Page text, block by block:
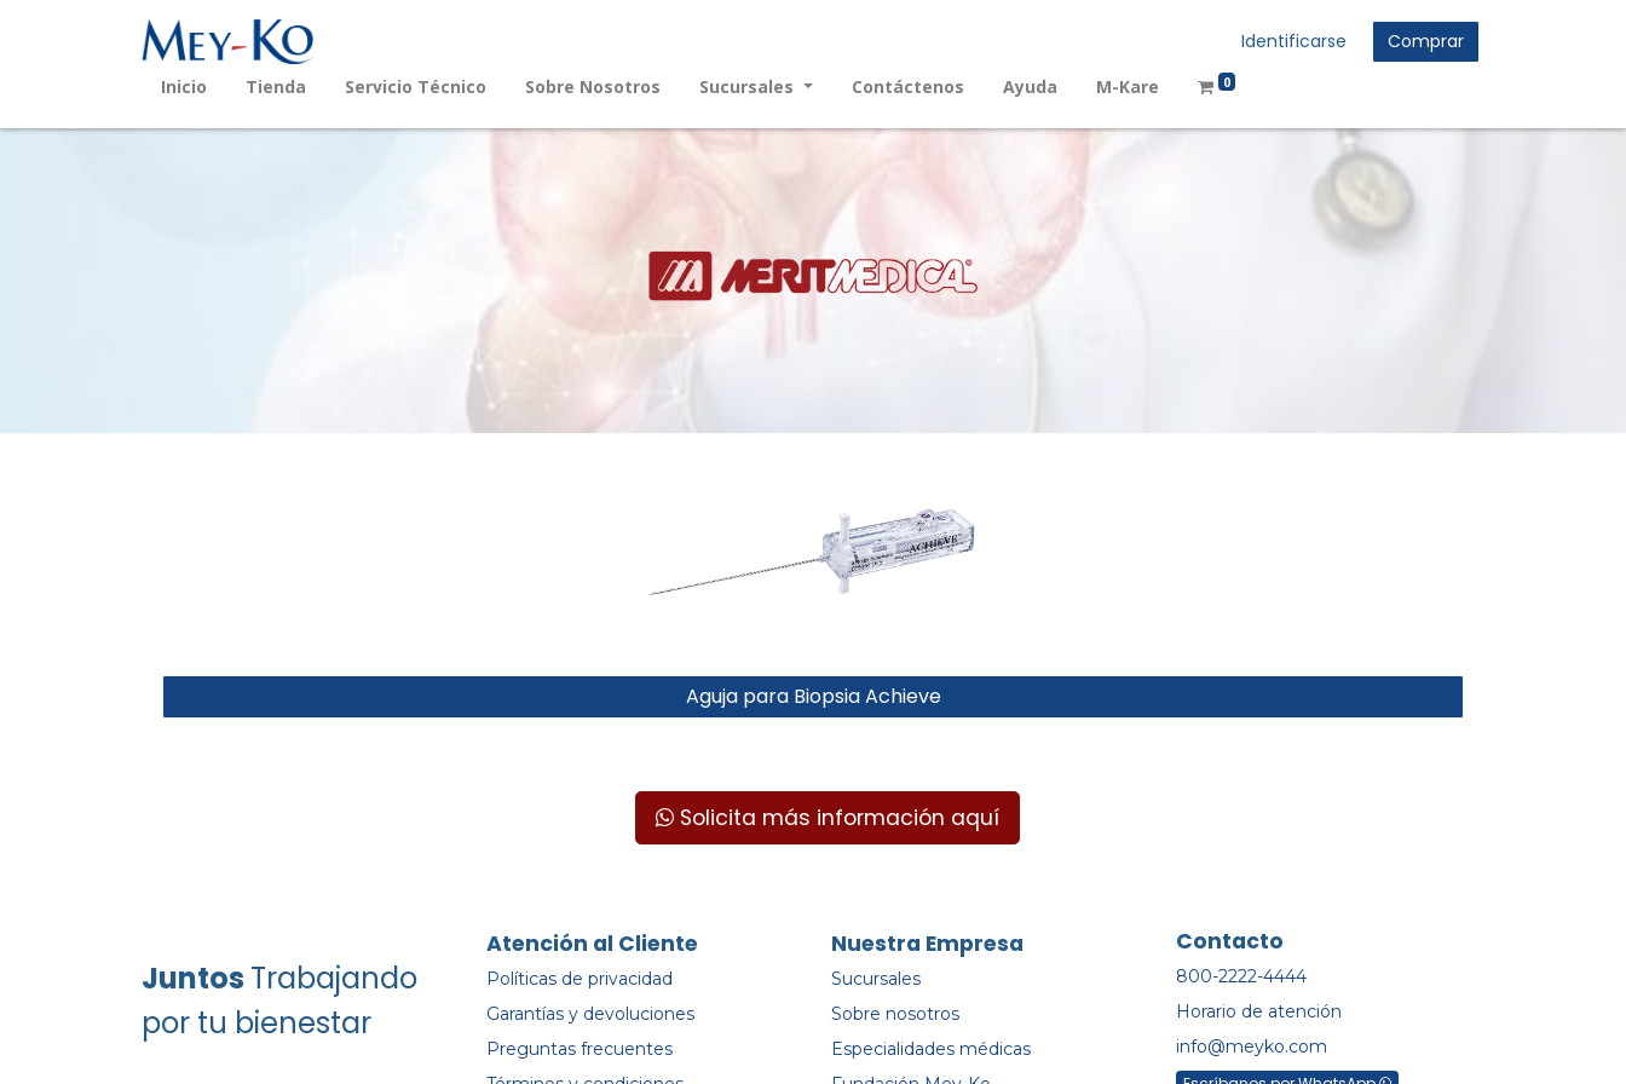
Identificarse Comprar
Inicio Tienda Servicio Técnico Sobre Nosotros Sucursales Contáctenos Ayuda M-Kare 0
Aguja para Biopsia Achieve
Solicita más información aquí
Juntos Trabajando
por tu bienestar
Atención al Cliente
Políticas de privacidad
Garantías y devoluciones
Preguntas frecuentes
Nuestra Empresa
Sucursales
Sobre nosotros
Especialidades médicas
Contacto
800-2222-4444
Horario de atención
info@meyko.com